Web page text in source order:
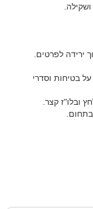
ירידה לפרטים.
בטיחות וסדרי
ובלו"ז קצר.